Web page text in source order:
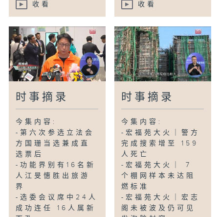
收看 收看
时事摘录
今集内容:
-第六次参选立法会
方国珊当选兼成直
选票后
-功能界别有16名新
人江旻憓胜出旅游
界
-选委会议席中24人
成功连任 16人属新
时事摘录
今集内容:
-宏福苑大火｜警方
完成搜索增至 159
人死亡
-宏福苑大火｜ 7
个棚网样本未达阻
燃标准
-宏福苑大火｜宏志
阁未被波及仍可见